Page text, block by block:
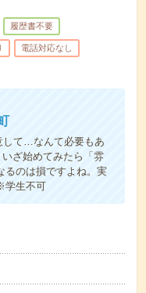
履歴書不要
電話対応なし
して…なんて必要もあ
いざ始めてみたら「雰
のは損ですよね。実
学生不可